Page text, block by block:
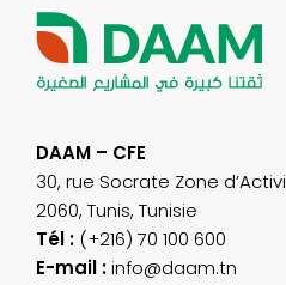
DAAM – CFE
30, rue Socrate Zone
2060, Tunis, Tunisie
Tél : (+216) 70 100 600
E-mail :info@daam.tn